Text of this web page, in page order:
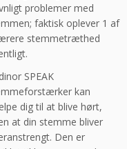
problemer med
faktisk oplever 1 af
stemmetræthed
SPEAK
kan
dig til at blive hørt,
at din stemme bliver
Den er